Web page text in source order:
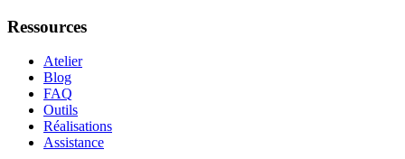
Ressources
Atelier
Blog
FAQ
Outils
Réalisations
Assistance